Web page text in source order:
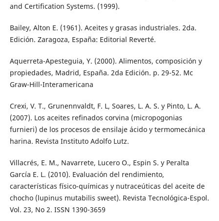
and Certification Systems. (1999).
Bailey, Alton E. (1961). Aceites y grasas industriales. 2da.
Edición. Zaragoza, España: Editorial Reverté.
Aquerreta-Apesteguia, Y. (2000). Alimentos, composición y
propiedades, Madrid, España. 2da Edición. p. 29-52. Mc
Graw-Hill-Interamericana
Crexi, V. T., Grunennvaldt, F. L, Soares, L. A. S. y Pinto, L. A.
(2007). Los aceites refinados corvina (micropogonias
furnieri) de los procesos de ensilaje ácido y termomecánica
harina. Revista Instituto Adolfo Lutz.
Villacrés, E. M., Navarrete, Lucero O., Espin S. y Peralta
García E. L. (2010). Evaluación del rendimiento,
características físico-químicas y nutraceúticas del aceite de
chocho (lupinus mutabilis sweet). Revista Tecnológica-Espol.
Vol. 23, No 2. ISSN 1390-3659